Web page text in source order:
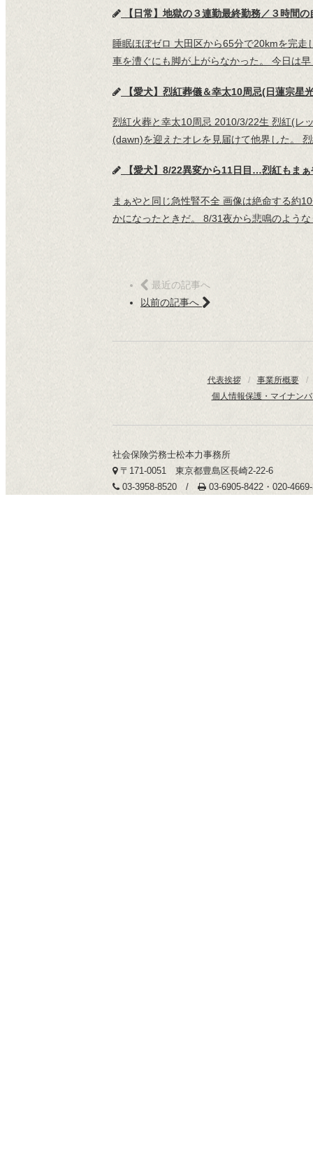
【日常】地獄の３連勤最終勤務／３時間
睡眠ほぼゼロ 大田区から65分で20kmを完
車を漕ぐにも脚が上がらなかった。 今日は
【愛犬】烈紅葬儀＆幸太10周忌(日蓮宗
烈紅火葬と幸太10周忌 2010/3/22生 烈紅(レ
(dawn)を迎えたオレを見届けて他界した。
【愛犬】8/22異変から11日目…烈紅もま
まぁやと同じ急性腎不全 画像は絶命する約
かになったときだ。 8/31夜から悲鳴のよう
最近の記事へ
以前の記事へ
代表挨拶 / 事業所概要
/
個人情報保護・マイナン
社会保険労務士松本力事務所
〒171-0051 東京都豊島区長崎2-22-6
03-3958-8520 /
03-6905-8422・020-